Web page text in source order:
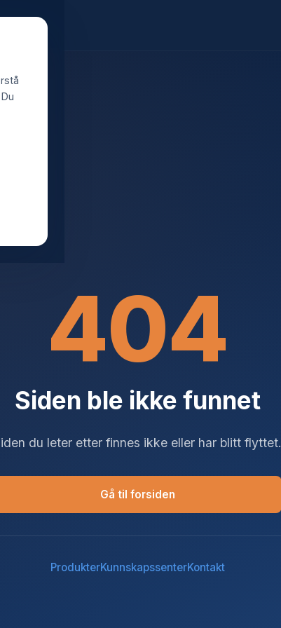
404
Siden ble ikke funnet
du leter etter finnes ikke eller har blitt flyttet.
Gå til forsiden
ProdukterKunnskapssenterKontakt